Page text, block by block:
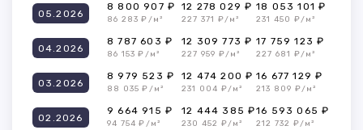
05.2026
8 800 907 ₽
86 283 ₽/м²
12 278 029 ₽
227 371 ₽/м²
18 053 101 ₽
231 450 ₽/м²
04.2026
8 787 603 ₽
86 153 ₽/м²
12 309 773 ₽
227 959 ₽/м²
17 759 123 ₽
227 681 ₽/м²
03.2026
8 979 523 ₽
88 035 ₽/м²
12 474 200 ₽
231 004 ₽/м²
16 677 129 ₽
213 809 ₽/м²
02.2026
9 664 915 ₽
94 754 ₽/м²
12 444 385 ₽
230 452 ₽/м²
16 593 065 ₽
212 732 ₽/м²